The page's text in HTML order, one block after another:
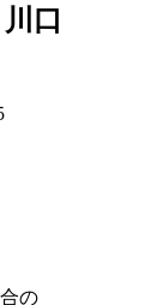
口
の